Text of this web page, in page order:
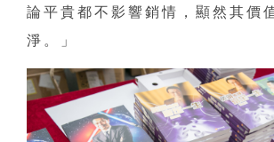
論平貴都不影響銷情，顯然其價
淨。」